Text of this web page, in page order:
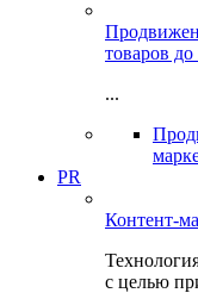
товаров
...
PR
Контент-
с целью